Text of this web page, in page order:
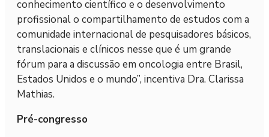
conhecimento científico e o desenvolvimento
profissional o compartilhamento de estudos com a
comunidade internacional de pesquisadores básicos,
translacionais e clínicos nesse que é um grande
fórum para a discussão em oncologia entre Brasil,
Estados Unidos e o mundo”, incentiva Dra. Clarissa
Mathias.
Pré-congresso